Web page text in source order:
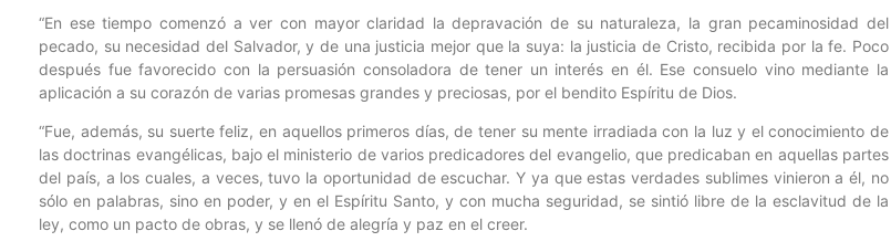
“En ese tiempo comenzó a ver con mayor claridad la depravación de su naturaleza, la gran pecaminosidad del
pecado, su necesidad del Salvador, y de una justicia mejor que la suya: la justicia de Cristo, recibida por la fe. Poco
después fue favorecido con la persuasión consoladora de tener un interés en él. Ese consuelo vino mediante la
aplicación a su corazón de varias promesas grandes y preciosas, por el bendito Espíritu de Dios.
“Fue, además, su suerte feliz, en aquellos primeros días, de tener su mente irradiada con la luz y el conocimiento de
las doctrinas evangélicas, bajo el ministerio de varios predicadores del evangelio, que predicaban en aquellas partes
del país, a los cuales, a veces, tuvo la oportunidad de escuchar. Y ya que estas verdades sublimes vinieron a él, no
sólo en palabras, sino en poder, y en el Espíritu Santo, y con mucha seguridad, se sintió libre de la esclavitud de la
ley, como un pacto de obras, y se llenó de alegría y paz en el creer.